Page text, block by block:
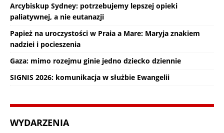
Arcybiskup Sydney: potrzebujemy lepszej opieki
paliatywnej, a nie eutanazji
Papież na uroczystości w Praia a Mare: Maryja znakiem
nadziei i pocieszenia
Gaza: mimo rozejmu ginie jedno dziecko dziennie
SIGNIS 2026: komunikacja w służbie Ewangelii
WYDARZENIA